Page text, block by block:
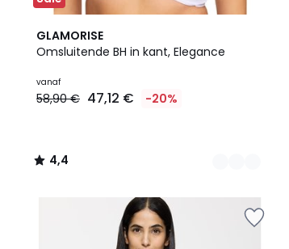
GLAMORISE
Omsluitende BH in kant, Elegance
Prijs
vanaf
plaats
vanaf
58,90 € 47,12 € -20%
4,4
/ 5
2
Kleuren
4,4
/